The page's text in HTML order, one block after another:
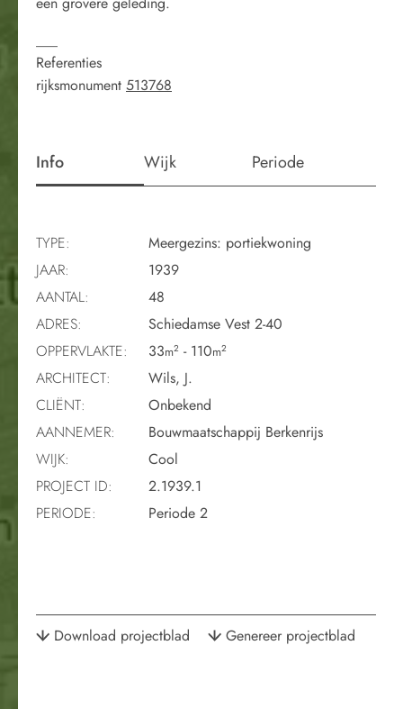
Referenties
rijksmonument 513768
Info Wijk Periode
TYPE:
Meergezins: portiekwoning
JAAR:
1939
AANTAL:
48
ADRES:
Schiedamse Vest 2-40
OPPERVLAKTE:
33m2 - 110m2
ARCHITECT:
Wils, J.
CLIËNT:
Onbekend
AANNEMER:
Bouwmaatschappij Berkenrijs
WIJK:
Cool
PROJECT ID:
2.1939.1
PERIODE:
Periode 2
Download projectblad Genereer projectblad